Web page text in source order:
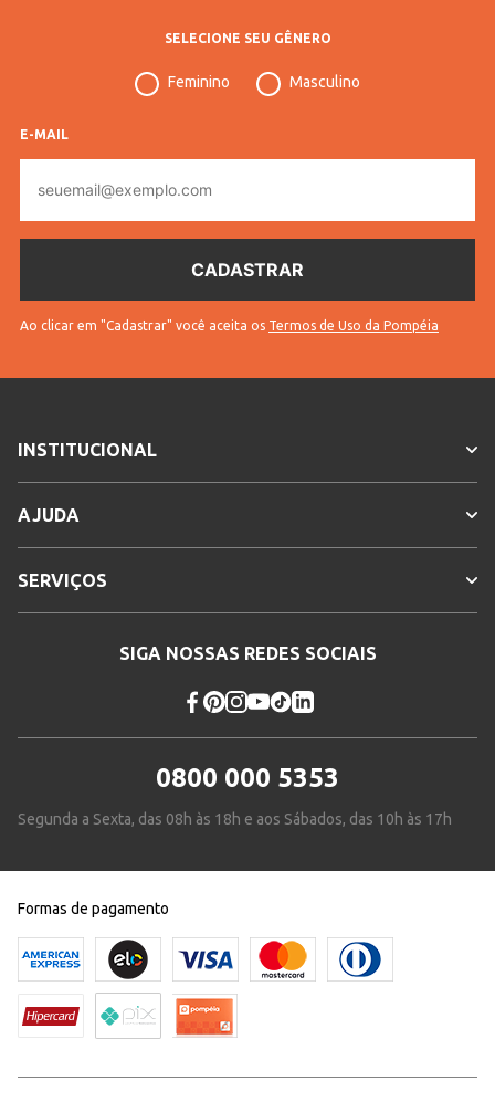
SELECIONE SEU GÊNERO
Feminino Masculino
E-MAIL
mail
Ao clicar em "Cadastrar" você aceita os Termos de Uso da Pompéia
INSTITUCIONAL
AJUDA
SERVIÇOS
SIGA NOSSAS REDES SOCIAIS
0800 000 5353
Segunda a Sexta, das 08h às 18h e aos Sábados, das 10h às 17h
Formas de pagamento